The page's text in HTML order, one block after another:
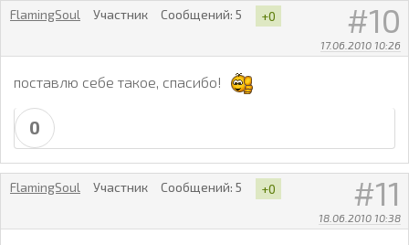
10
17.06.2010 10:26
FlamingSoul Участник Сообщений: 5 +0
поставлю себе такое, спасибо!
0
11
18.06.2010 10:38
FlamingSoul Участник Сообщений: 5 +0